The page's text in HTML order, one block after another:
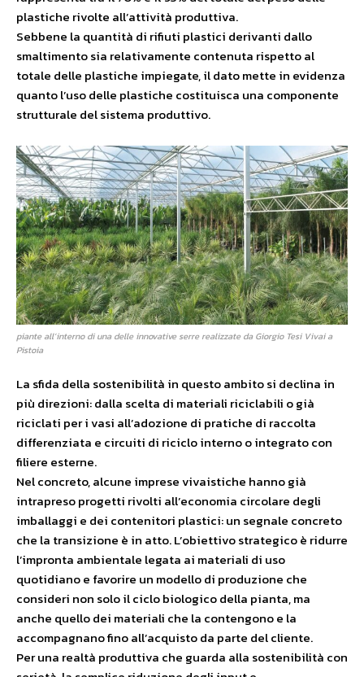
plastiche rivolte all’attività produttiva.
Sebbene la quantità di rifiuti plastici derivanti dallo
smaltimento sia relativamente contenuta rispetto al
totale delle plastiche impiegate, il dato mette in evidenza
quanto l’uso delle plastiche costituisca una componente
strutturale del sistema produttivo.
piante all’interno di una delle innovative serre realizzate da Giorgio Tesi Vivai a
Pistoia
La sfida della sostenibilità in questo ambito si declina in
più direzioni: dalla scelta di materiali riciclabili o già
riciclati per i vasi all’adozione di pratiche di raccolta
differenziata e circuiti di riciclo interno o integrato con
filiere esterne.
Nel concreto, alcune imprese vivaistiche hanno già
intrapreso progetti rivolti all’economia circolare degli
imballaggi e dei contenitori plastici: un segnale concreto
che la transizione è in atto. L’obiettivo strategico è ridurre
l’impronta ambientale legata ai materiali di uso
quotidiano e favorire un modello di produzione che
consideri non solo il ciclo biologico della pianta, ma
anche quello dei materiali che la contengono e la
accompagnano fino all’acquisto da parte del cliente.
Per una realtà produttiva che guarda alla sostenibilità con